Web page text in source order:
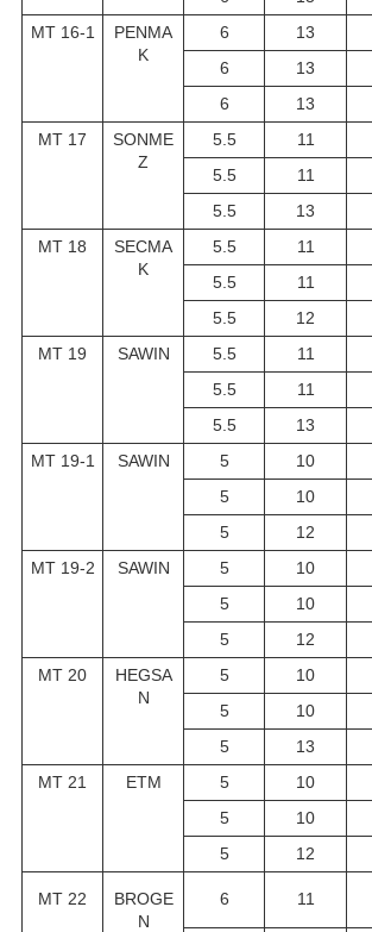
MT 16-1
PENMA
K
6 13
6
13
6
13
MT 17
SONME
Z
5.5 11
5.5
11
5.5
13
MT 18
SECMA
K
5.5 11
5.5
11
5.5
12
MT 19
SAWIN 5.5 11
5.5
11
5.5
13
MT 19-1
SAWIN 5 10
5
10
5
12
MT 19-2
SAWIN 5 10
5
10
5
12
MT 20
HEGSA
N
5 10
5
10
5
13
MT 21
ETM 5 10
5
10
5
12
MT 22
BROGE
N
6 11